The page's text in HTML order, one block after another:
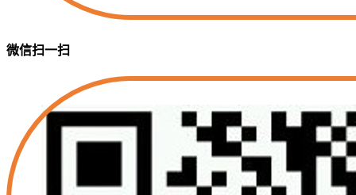
微信扫一扫